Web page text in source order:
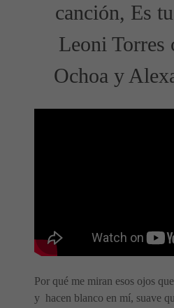
canción, Es
Leoni
Ochoa y
Por qué me miran esos ojos
y hacen blanco en mí, suave